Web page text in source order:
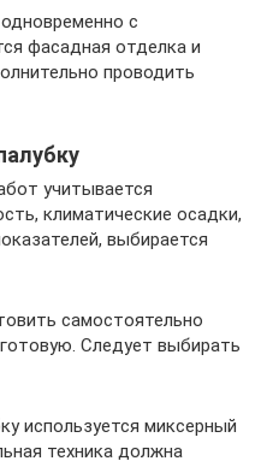
с
фасадная отделка и
проводить
учитывается
климатические осадки,
выбирается
самостоятельно
Следует выбирать
используется миксерный
техника должна